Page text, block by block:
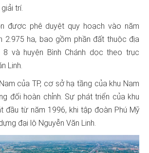
trí.
được phê duyệt quy hoạch vào năm
2.975 ha, bao gồm phần đất thuộc địa
và huyện Bình Chánh dọc theo trục
Linh.
của TP, cơ sở hạ tầng của khu Nam
đối hoàn chỉnh. Sự phát triển của khu
đầu từ năm 1996, khi tập đoàn Phú Mỹ
đại lộ Nguyễn Văn Linh.